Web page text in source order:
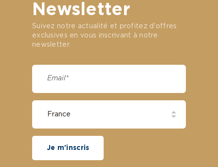
Newsletter
Suivez notre actualité et profitez d'offres
exclusives en vous inscrivant à notre
newsletter.
Je m'inscris